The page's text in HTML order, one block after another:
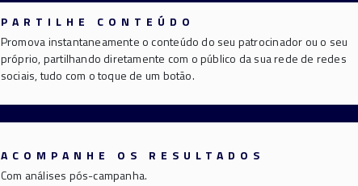
PARTILHE CONTEÚDO
Promova instantaneamente o conteúdo do seu patrocinador ou o seu
próprio, partilhando diretamente com o público da sua rede de redes
sociais, tudo com o toque de um botão.
ACOMPANHE OS RESULTADOS
Com análises pós-campanha.